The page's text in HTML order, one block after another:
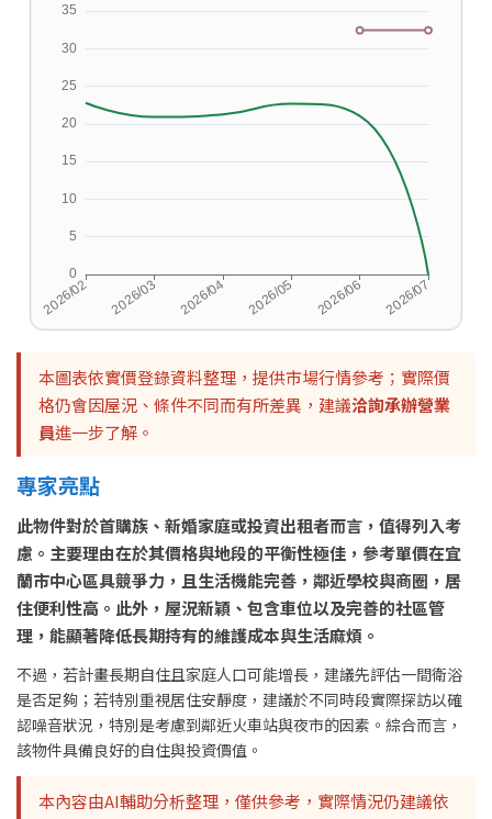
本圖表依實價登錄資料整理，提供市場行情參考；實際價
格仍會因屋況、條件不同而有所差異，建議洽詢承辦營業
員進一步了解。
專家亮點
此物件對於首購族、新婚家庭或投資出租者而言，值得列入考
慮。主要理由在於其價格與地段的平衡性極佳，參考單價在宜
蘭市中心區具競爭力，且生活機能完善，鄰近學校與商圈，居
住便利性高。此外，屋況新穎、包含車位以及完善的社區管
理，能顯著降低長期持有的維護成本與生活麻煩。
不過，若計畫長期自住且家庭人口可能增長，建議先評估一間衛浴
是否足夠；若特別重視居住安靜度，建議於不同時段實際探訪以確
認噪音狀況，特別是考慮到鄰近火車站與夜市的因素。綜合而言，
該物件具備良好的自住與投資價值。
本內容由AI輔助分析整理，僅供參考，實際情況仍建議依